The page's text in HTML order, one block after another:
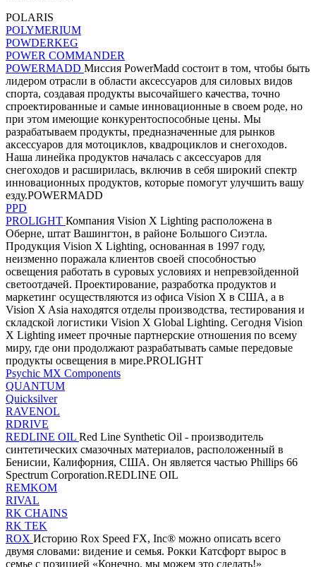
POLARIS
POLYMERIUM
POWDERKEG
POWER COMMANDER
POWERMADD Миссия PowerMadd состоит в том, чтобы быть
лидером отрасли в области аксессуаров для силовых видов
спорта, создавая продукты высочайшего качества, точно
спроектированные и самые инновационные в своем роде, но
при этом имеющие конкурентоспособные цены. Мы
разрабатываем продукты, предназначенные для рынков
аксессуаров для мотоциклов, квадроциклов и снегоходов.
Наша линейка продуктов началась с аксессуаров для
снегоходов и расширилась, включив в себя широкий спектр
инновационных продуктов, которые помогут улучшить вашу
езду.POWERMADD
PPD
PROLIGHT Компания Vision X Lighting расположена в
Оберне, штат Вашингтон, в районе Большого Сиэтла.
Продукция Vision X Lighting, основанная в 1997 году,
неизменно поражала клиентов своей способностью
освещения работать в суровых условиях и непревзойденной
светоотдачей. Проектирование, разработка продуктов и
маркетинг осуществляются из офиса Vision X в США, а в
Vision X Asia находятся отделы производства, тестирования и
складской логистики Vision X Global Lighting. Сегодня Vision
X Lighting имеет прочные партнерские отношения по всему
миру, где они продолжают разрабатывать самые передовые
продукты освещения в мире.PROLIGHT
Psychic MX Components
QUANTUM
Quicksilver
RAVENOL
RDRIVE
REDLINE OIL Red Line Synthetic Oil - производитель
синтетических смазочных материалов, расположенный в
Бенисии, Калифорния, США. Он является частью Phillips 66
Spectrum Corporation.REDLINE OIL
REMKOM
RIVAL
RK CHAINS
RK TEK
ROX Историю Rox Speed ​​FX, Inc® можно описать всего
двумя словами: видение и семья. Рокки Катсфорт вырос в
семье с позицией «Конечно, мы можем это сделать!»